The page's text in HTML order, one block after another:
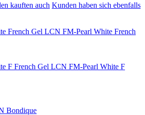
kauften auch Kunden haben sich ebenfalls
LCN FM-Pearl White French
LCN FM-Pearl White F
Bondique